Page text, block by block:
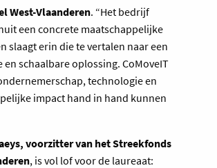
West-Vlaanderen. “Het bedrijf
een concrete maatschappelijke
slaagt erin die te vertalen naar een
en schaalbare oplossing. CoMoveIT
technologie en
impact hand in hand kunnen
voorzitter van het Streekfonds
, is vol lof voor de laureaat: